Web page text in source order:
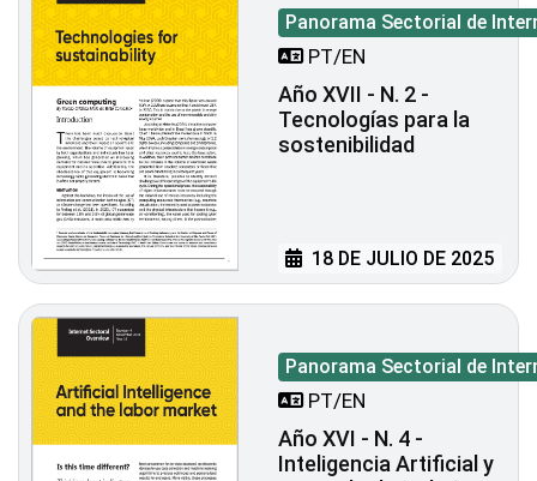
Panorama Sectorial de
PT/EN
Año XVII - N. 2 -
Tecnologías para la
sostenibilidad
18 DE JULIO DE 2025
Panorama Sectorial de
PT/EN
Año XVI - N. 4 -
Inteligencia Artificial y